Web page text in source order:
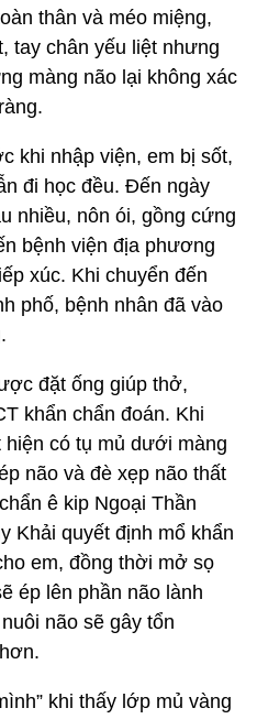
thân và méo miệng,
tay chân yếu liệt nhưng
màng não lại không xác
khi nhập viện, em bị sốt,
đi học đều. Đến ngày
nhiều, nôn ói, gồng cứng
bệnh viện địa phương
xúc. Khi chuyển đến
phố, bệnh nhân đã vào
đặt ống giúp thở,
khẩn chẩn đoán. Khi
có tụ mủ dưới màng
não và đè xẹp não thất
ê kip Ngoại Thần
Khải quyết định mổ khẩn
em, đồng thời mở sọ
ép lên phần não lành
não sẽ gây tổn
khi thấy lớp mủ vàng